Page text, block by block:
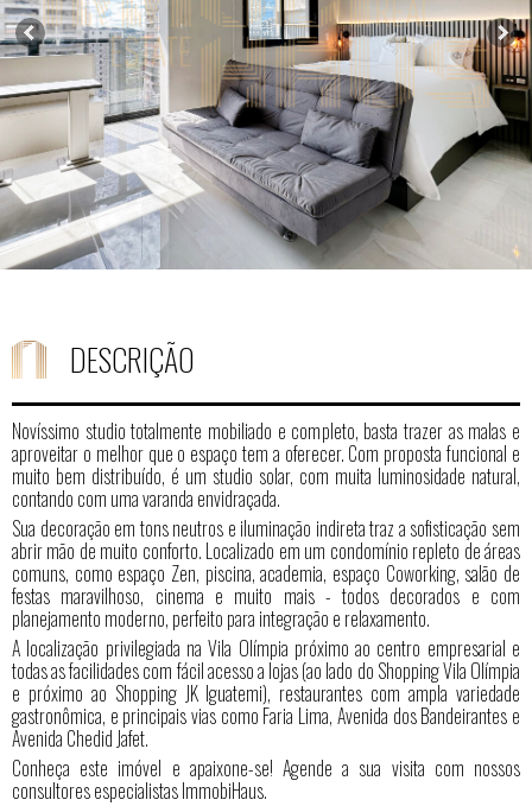
DESCRIÇÃO
Novíssimo studio totalmente mobiliado e completo, basta trazer as malas e
aproveitar o melhor que o espaço tem a oferecer. Com proposta funcional e
muito bem distribuído, é um studio solar, com muita luminosidade natural,
contando com uma varanda envidraçada.
Sua decoração em tons neutros e iluminação indireta traz a sofisticação sem
abrir mão de muito conforto. Localizado em um condomínio repleto de áreas
comuns, como espaço Zen, piscina, academia, espaço Coworking, salão de
festas maravilhoso, cinema e muito mais - todos decorados e com
planejamento moderno, perfeito para integração e relaxamento.
A localização privilegiada na Vila Olímpia próximo ao centro empresarial e
todas as facilidades com fácil acesso a lojas (ao lado do Shopping Vila Olímpia
e próximo ao Shopping JK Iguatemi), restaurantes com ampla variedade
gastronômica, e principais vias como Faria Lima, Avenida dos Bandeirantes e
Avenida Chedid Jafet.
Conheça este imóvel e apaixone-se! Agende a sua visita com nossos
consultores especialistas ImmobiHaus.